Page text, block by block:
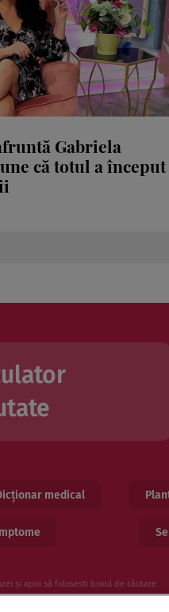
Gabriela
că totul a început
medical
și apoi să folosesti boxul de căutare